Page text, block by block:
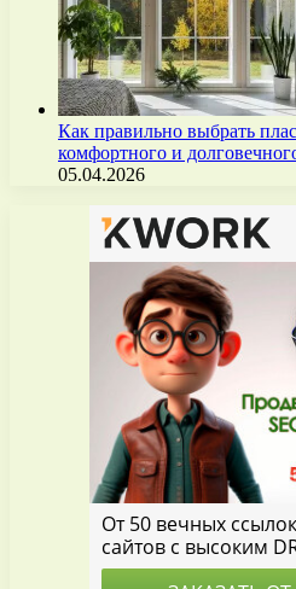
Как правильно выбрать
комфортного и
05.04.2026